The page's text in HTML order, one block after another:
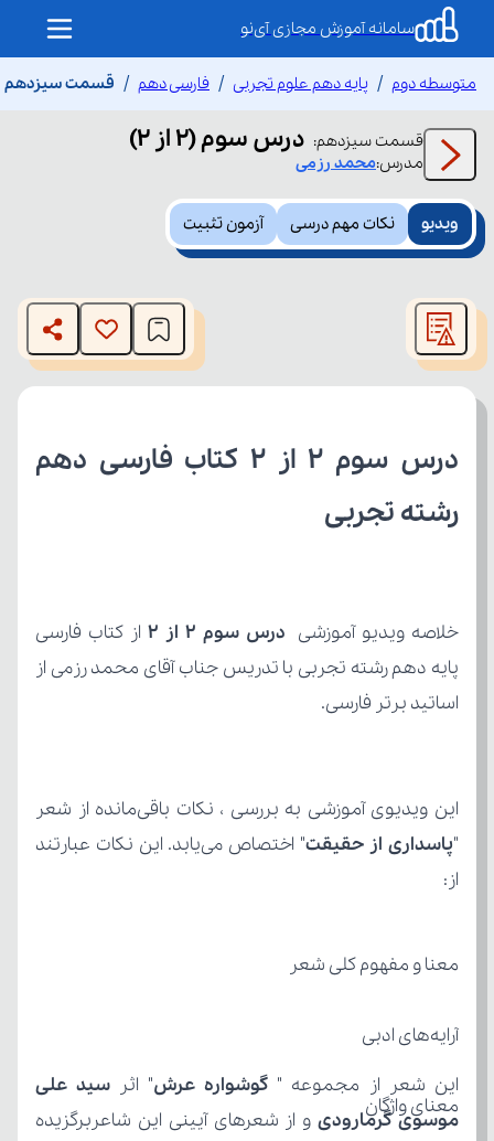
سامانه آموزش مجازی آی‌نو
متوسطه دوم پایه دهم علوم تجربی فارسی دهم قسمت سیزدهم
قسمت سیزدهم: درس سوم (۲ از ۲)
مدرس:محمد رزمی
ویدیو نکات مهم درسی آزمون تثبیت
modal
window.
The media could not be loaded, either because the server
or network failed or because the format is not supported.
رشته تجربی
خلاصه ویدیو آموزشی درس سوم ۲ از ۲
اساتید برتر فارسی.
"پاسداری از حقیقت
از:
معنا و مفهوم کلی شعر
آرایه‌های ادبی
معنای واژگان
این شعر از مجموعه " گوشواره عرش" اثر
موسوی گرمارودی